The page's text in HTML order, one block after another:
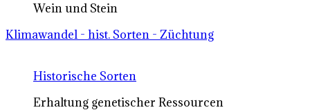
Wein und Stein
Klimawandel - hist. Sorten - Züchtung
Historische Sorten
Erhaltung genetischer Ressourcen